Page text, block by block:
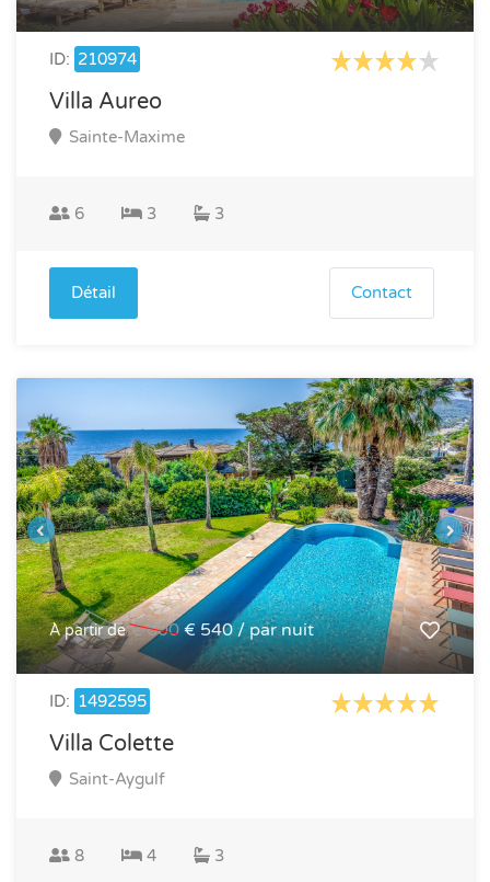
ID: 210974
Villa Aureo
Sainte-Maxime
6 3 3
Détail Contact
À partir de € 600€ 540 / par nuit
ID: 1492595
Villa Colette
Saint-Aygulf
8 4 3